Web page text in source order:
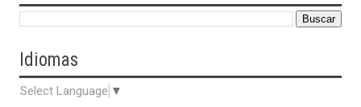
Idiomas
Select Language ▼